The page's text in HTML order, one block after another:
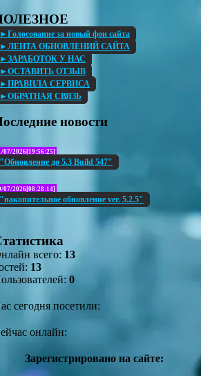
►Голосование за новый фон сайта
►ЛЕНТА ОБНОВЛЕНИЙ САЙТА
►ЗАРАБОТОК У НАС
►ОСТАВИТЬ ОТЗЫВ
►ПРАВИЛА СЕРВИСА
►ОБРАТНАЯ СВЯЗЬ
новости
07/2026[19:56:25]
"Обновление до 5.3 Build 547"
07/2026[08:28:14]
"накопительное обновление ver. 5.2.5"
всего: 13
13
0
сегодня посетили:
онлайн:
Зарегистрировано на сайте: